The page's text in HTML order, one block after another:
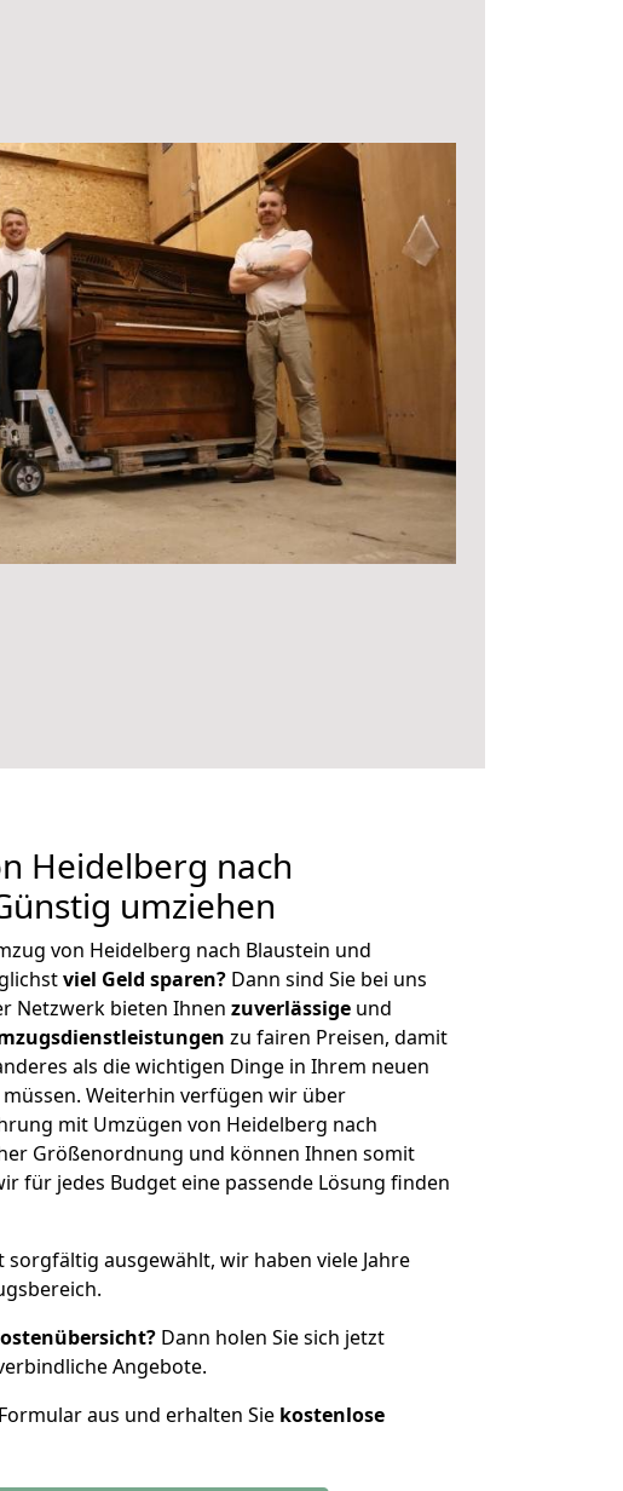
Heidelberg nach
umziehen
von Heidelberg nach Blaustein und
viel Geld sparen? Dann sind Sie bei uns
Netzwerk bieten Ihnen zuverlässige und
zu fairen Preisen, damit
als die wichtigen Dinge in Ihrem neuen
Weiterhin verfügen wir über
mit Umzügen von Heidelberg nach
Größenordnung und können Ihnen somit
für jedes Budget eine passende Lösung finden
sorgfältig ausgewählt, wir haben viele Jahre
Dann holen Sie sich jetzt
Angebote.
aus und erhalten Sie kostenlose